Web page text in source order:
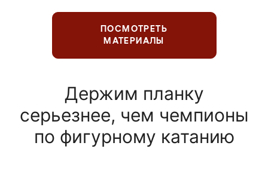
ПОСМОТРЕТЬ
МАТЕРИАЛЫ
Держим планку
серьезнее, чем чемпионы
по фигурному катанию